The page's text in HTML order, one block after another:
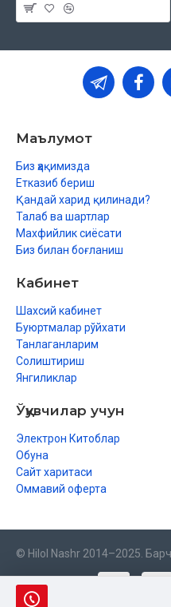
Маълумот
Биз ҳақимизда
Етказиб бериш
Қандай харид қилинади?
Талаб ва шартлар
Махфийлик сиёсати
Биз билан боғланиш
Кабинет
Шахсий кабинет
Буюртмалар рўйхати
Танлаганларим
Солиштириш
Янгиликлар
Ўқувчилар учун
Электрон Китоблар
Обуна
Сайт харитаси
Оммавий оферта
© Hilol Nashr 2014–2025.